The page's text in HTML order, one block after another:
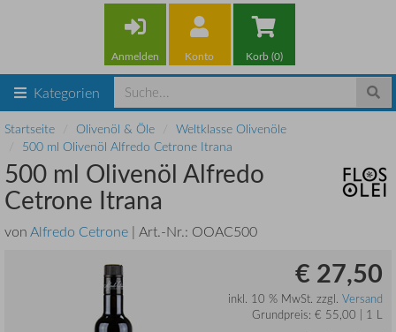
Anmelden Konto Korb (0)
Kategorien
Startseite Olivenöl & Öle
Weltklasse Olivenöle
500 ml Olivenöl Alfredo Cetrone Itrana
500 ml Olivenöl Alfredo
Cetrone Itrana
vonAlfredo Cetrone | Art.-Nr.: OOAC500
€ 27,50
inkl. 10 % MwSt. zzgl. Versand
Grundpreis: € 55,00 | 1 L